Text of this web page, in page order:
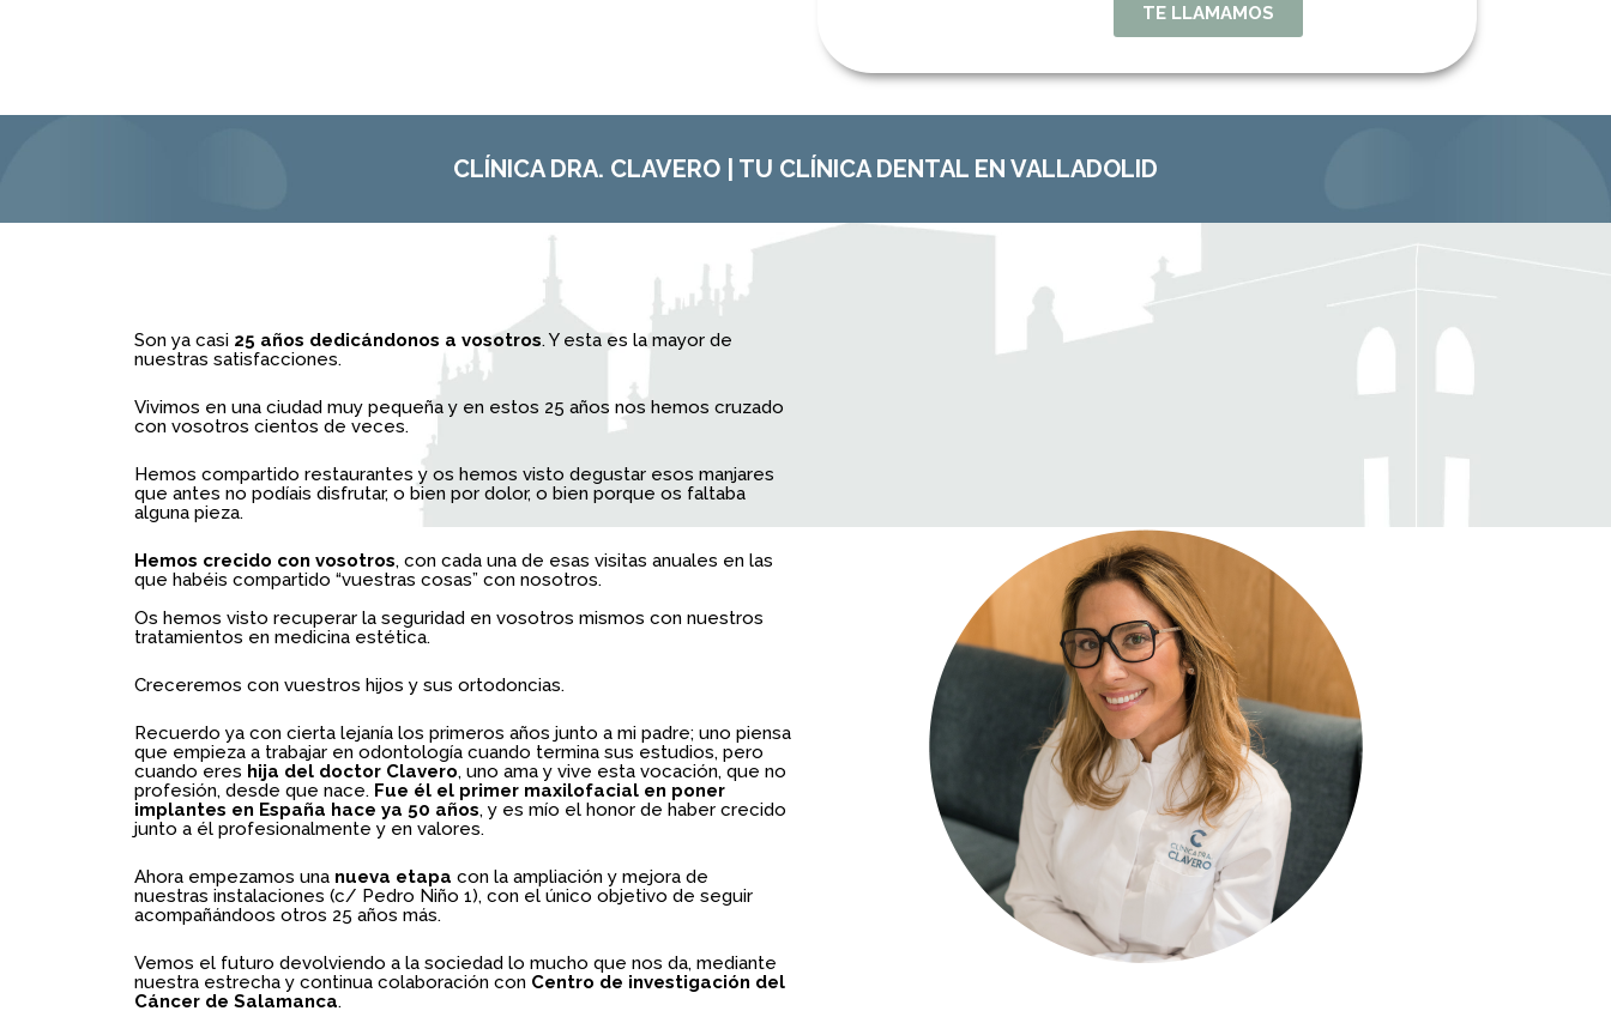
TE LLAMAMOS
CLÍNICA DRA. CLAVERO | TU CLÍNICA DENTAL EN VALLADOLID
Son ya casi 25 años dedicándonos a vosotros. Y esta es la mayor de
nuestras satisfacciones.
Vivimos en una ciudad muy pequeña y en estos 25 años nos hemos cruzado
con vosotros cientos de veces.
Hemos compartido restaurantes y os hemos visto degustar esos manjares
que antes no podíais disfrutar, o bien por dolor, o bien porque os faltaba
alguna pieza.
Hemos crecido con vosotros, con cada una de esas visitas anuales en las
que habéis compartido “vuestras cosas” con nosotros.
Os hemos visto recuperar la seguridad en vosotros mismos con nuestros
tratamientos en medicina estética.
Creceremos con vuestros hijos y sus ortodoncias.
Recuerdo ya con cierta lejanía los primeros años junto a mi padre; uno piensa
que empieza a trabajar en odontología cuando termina sus estudios, pero
cuando eres hija del doctor Clavero, uno ama y vive esta vocación, que no
profesión, desde que nace. Fue él el primer maxilofacial en poner
implantes en España hace ya 50 años, y es mío el honor de haber crecido
junto a él profesionalmente y en valores.
Ahora empezamos una nueva etapa con la ampliación y mejora de
nuestras instalaciones (c/ Pedro Niño 1), con el único objetivo de seguir
acompañándoos otros 25 años más.
Vemos el futuro devolviendo a la sociedad lo mucho que nos da, mediante
nuestra estrecha y continua colaboración con Centro de investigación del
Cáncer de Salamanca.